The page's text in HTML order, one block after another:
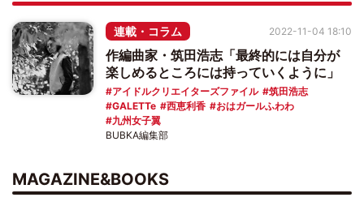
連載・コラム
作編曲家・筑田浩志「最終的には自分が
楽しめるところには持っていくように」
アイドルクリエイターズファイル
筑田浩志
GALETTe
西恵利香
おはガールふわわ
九州女子翼
2022-11-04 18:10
BUBKA編集部
MAGAZINE&BOOKS